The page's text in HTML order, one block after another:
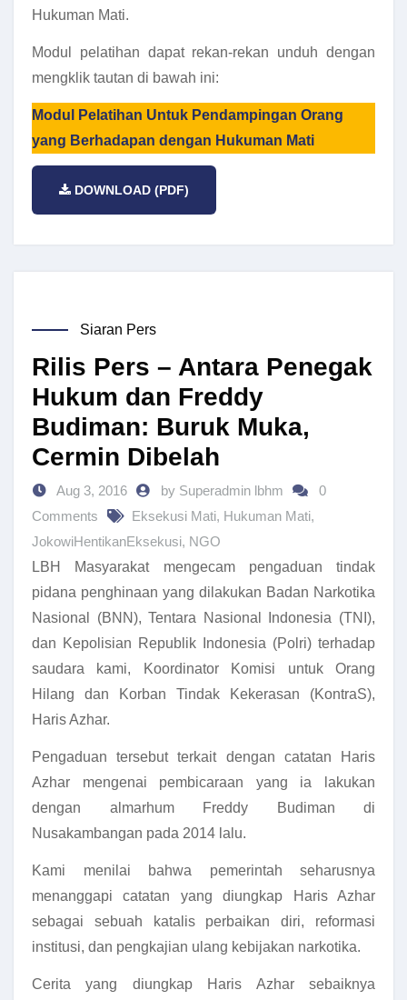
Hukuman Mati.
Modul pelatihan dapat rekan-rekan unduh dengan
mengklik tautan di bawah ini:
Modul Pelatihan Untuk Pendampingan Orang
yang Berhadapan dengan Hukuman Mati
DOWNLOAD (PDF)
Siaran Pers
Rilis Pers – Antara Penegak
Hukum dan Freddy
Budiman: Buruk Muka,
Cermin Dibelah
Aug 3, 2016 by Superadmin lbhm
0
Comments
Eksekusi Mati, Hukuman Mati,
JokowiHentikanEksekusi, NGO
LBH Masyarakat mengecam pengaduan tindak
pidana penghinaan yang dilakukan Badan Narkotika
Nasional (BNN), Tentara Nasional Indonesia (TNI),
dan Kepolisian Republik Indonesia (Polri) terhadap
saudara kami, Koordinator Komisi untuk Orang
Hilang dan Korban Tindak Kekerasan (KontraS),
Haris Azhar.
Pengaduan tersebut terkait dengan catatan Haris
Azhar mengenai pembicaraan yang ia lakukan
dengan almarhum Freddy Budiman di
Nusakambangan pada 2014 lalu.
Kami menilai bahwa pemerintah seharusnya
menanggapi catatan yang diungkap Haris Azhar
sebagai sebuah katalis perbaikan diri, reformasi
institusi, dan pengkajian ulang kebijakan narkotika.
Cerita yang diungkap Haris Azhar sebaiknya